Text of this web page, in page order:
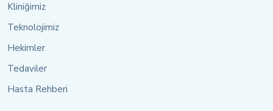
Kliniğimiz
Teknolojimiz
Hekimler
Tedaviler
Hasta Rehberi